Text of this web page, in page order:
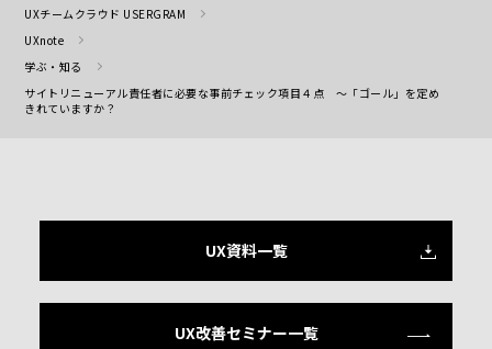
UXチームクラウド USERGRAM
UXnote
学ぶ・知る
サイトリニューアル責任者に必要な事前チェック項目４点 ～「ゴール」を定め
きれていますか？
UX資料一覧
UX改善セミナー一覧